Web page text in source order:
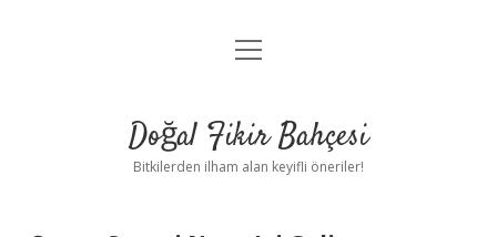
Anasayfa
Yasal Uyarı
menüyü
Doğal Fikir Bahçesi
Bitkilerden ilham alan keyifli öneriler!